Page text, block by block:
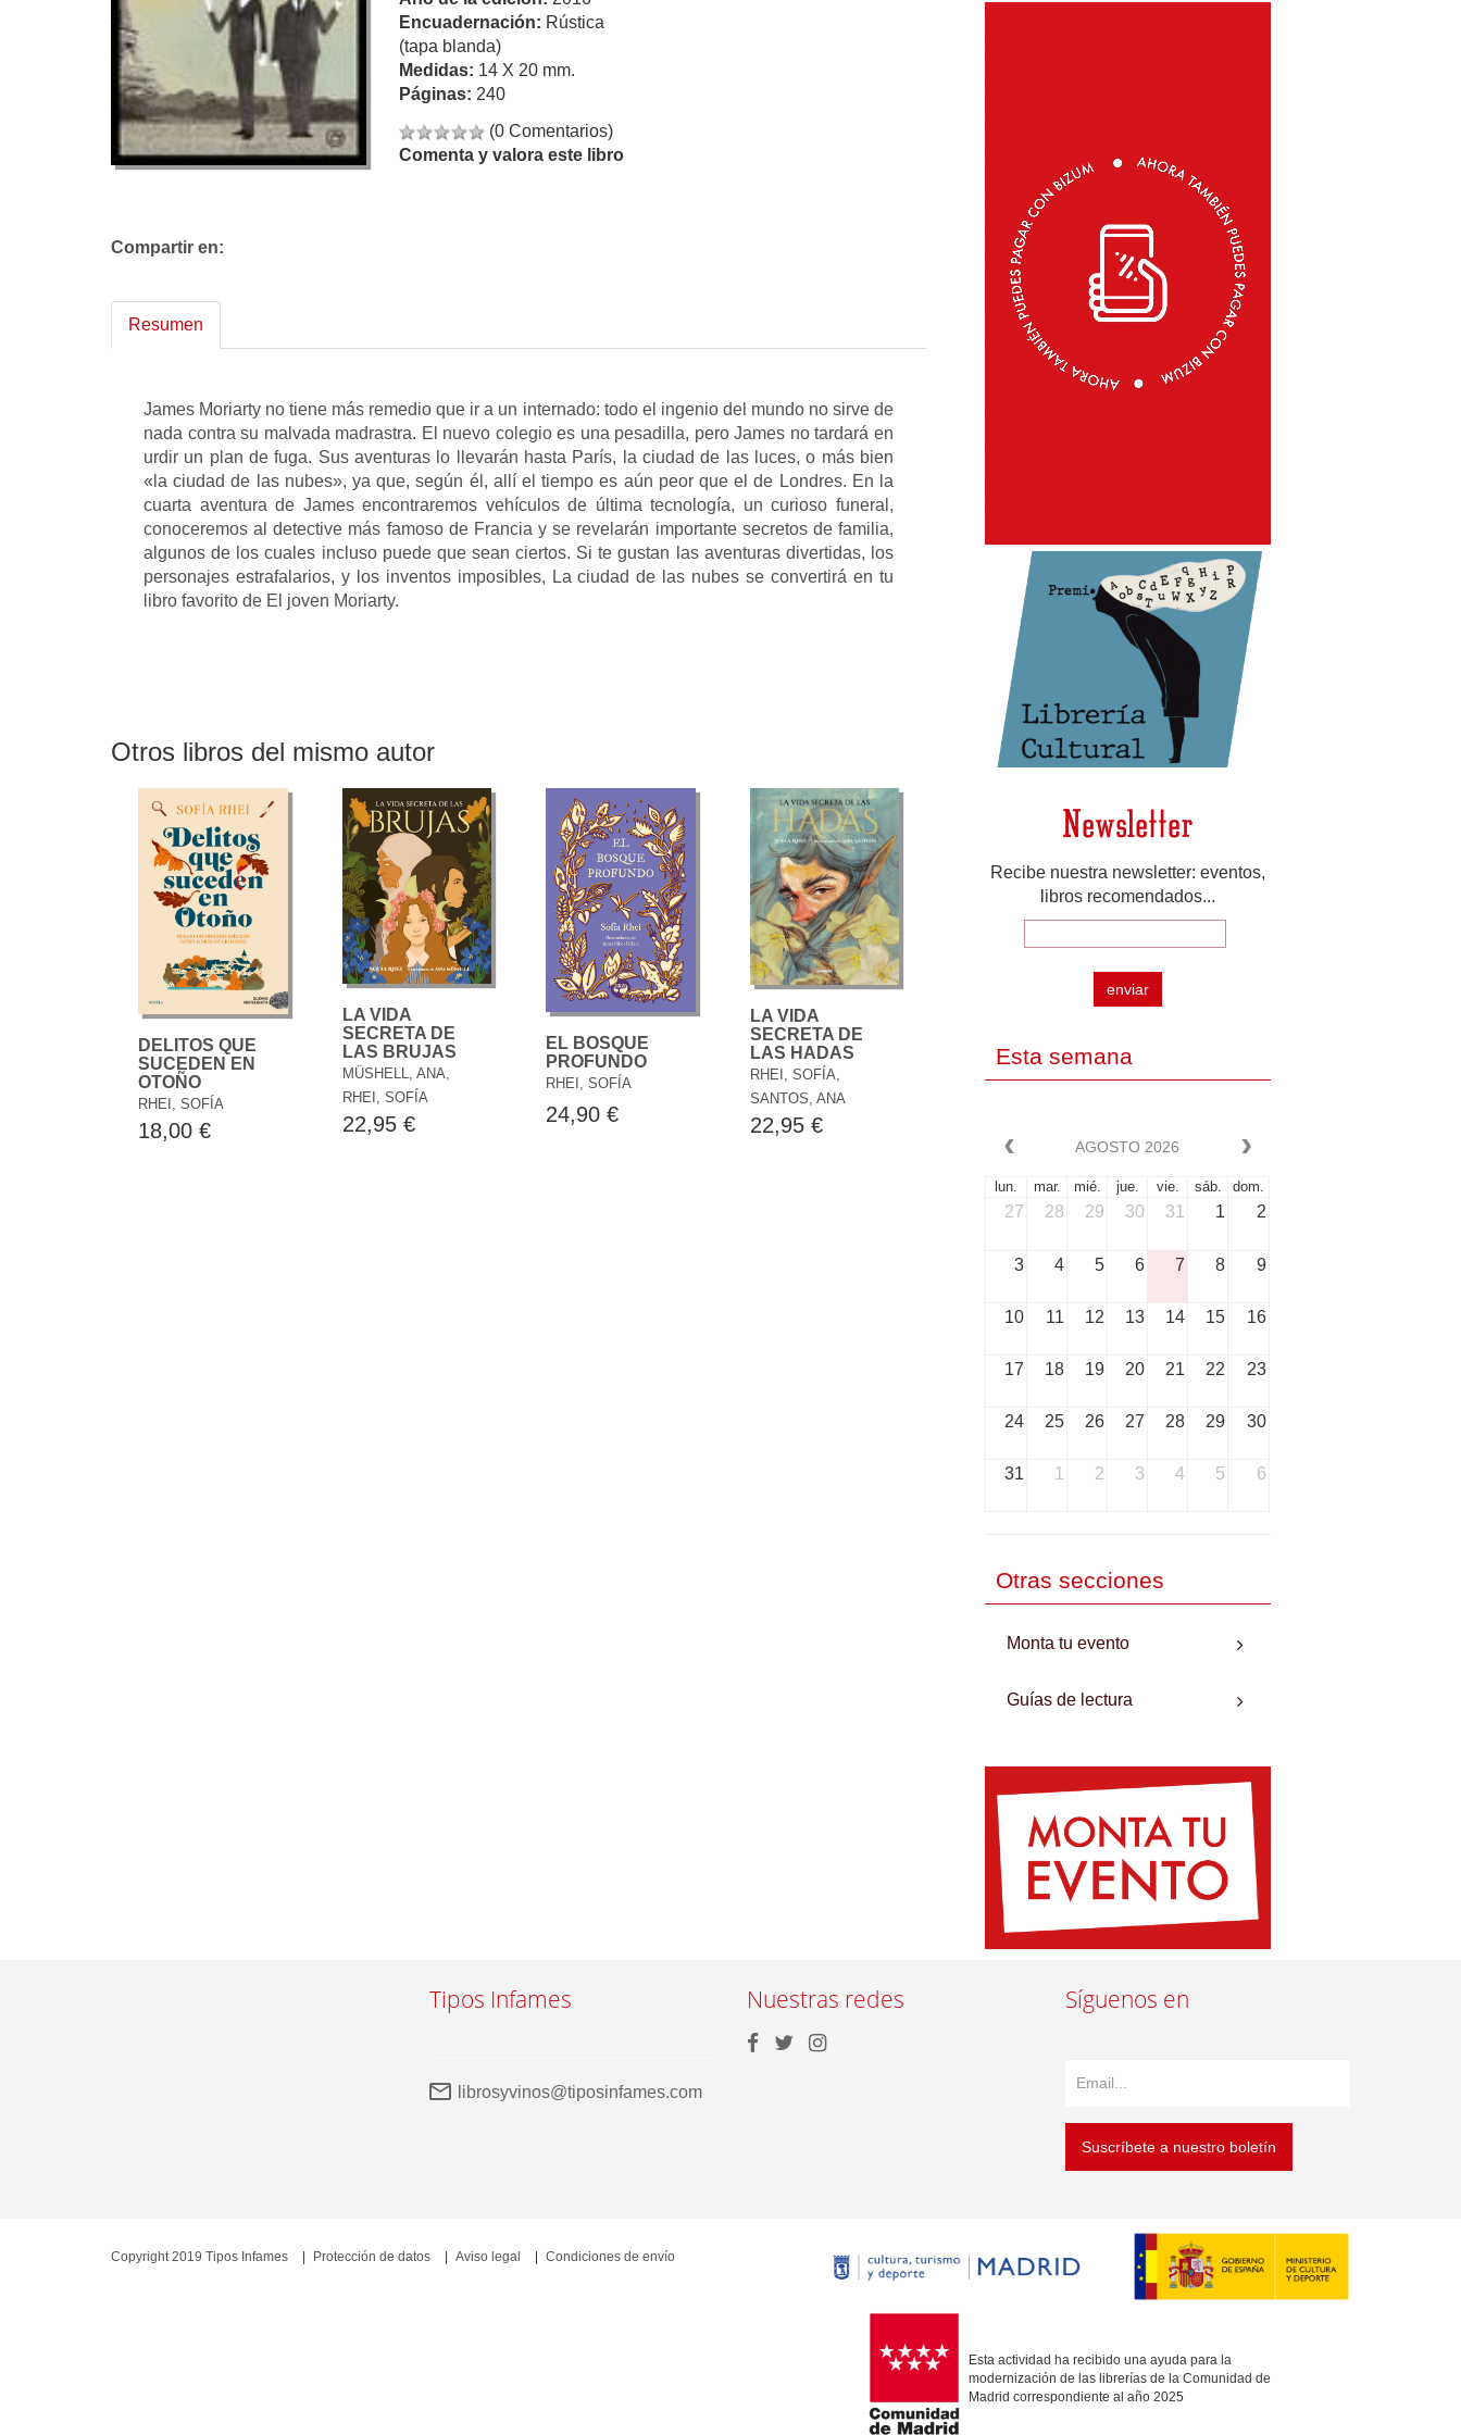
Encuadernación: Rústica
(tapa blanda)
Medidas: 14 X 20 mm.
Páginas: 240
(0 Comentarios)
Comenta y valora este libro
Compartir en:
Resumen
James Moriarty no tiene más remedio que ir a un internado: todo el ingenio del mundo no sirve de
nada contra su malvada madrastra. El nuevo colegio es una pesadilla, pero James no tardará en
urdir un plan de fuga. Sus aventuras lo llevarán hasta París, la ciudad de las luces, o más bien
«la ciudad de las nubes», ya que, según él, allí el tiempo es aún peor que el de Londres. En la
cuarta aventura de James encontraremos vehículos de última tecnología, un curioso funeral,
conoceremos al detective más famoso de Francia y se revelarán importante secretos de familia,
algunos de los cuales incluso puede que sean ciertos. Si te gustan las aventuras divertidas, los
personajes estrafalarios, y los inventos imposibles, La ciudad de las nubes se convertirá en tu
libro favorito de El joven Moriarty.
Otros libros del mismo autor
DELITOS QUE
SUCEDEN EN
OTOÑO
RHEI, SOFÍA
18,00 €
LA VIDA
SECRETA DE
LAS BRUJAS
MÜSHELL, ANA,
RHEI, SOFÍA
22,95 €
EL BOSQUE
PROFUNDO
RHEI, SOFÍA
24,90 €
LA VIDA
SECRETA DE
LAS HADAS
RHEI, SOFÍA,
SANTOS, ANA
22,95 €
Newsletter
Recibe nuestra newsletter: eventos,
libros recomendados...
enviar
Esta semana
AGOSTO 2026
lun. mar. mié. jue. vie. sáb. dom.
27 28 29 30 31 1 2
3 4 5 6 7 8 9
10 11 12 13 14 15 16
17 18 19 20 21 22 23
24 25 26 27 28 29 30
31 1 2 3 4 5 6
Otras secciones
Monta tu evento
Guías de lectura
Tipos Infames
librosyvinos@tiposinfames.com
Nuestras redes Síguenos en
Suscríbete a nuestro boletín
Esta actividad ha recibido una ayuda para la
modernización de las librerías de la Comunidad de
Madrid correspondiente al año 2025
Copyright 2019 Tipos Infames Protección de datos Aviso legal Condiciones de envío